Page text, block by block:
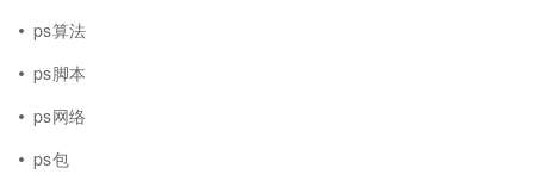
ps算法
ps脚本
ps网络
ps包